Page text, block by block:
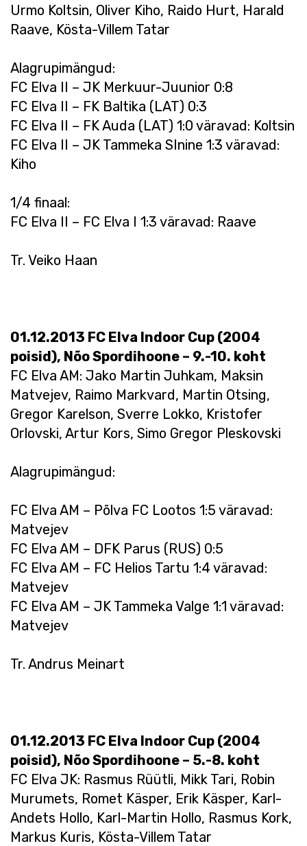
Urmo Koltsin, Oliver Kiho, Raido Hurt, Harald
Raave, Kösta-Villem Tatar
Alagrupimängud:
FC Elva II – JK Merkuur-Juunior 0:8
FC Elva II – FK Baltika (LAT) 0:3
FC Elva II – FK Auda (LAT) 1:0 väravad: Koltsin
FC Elva II – JK Tammeka SInine 1:3 väravad:
Kiho
1/4 finaal:
FC Elva II – FC Elva I 1:3 väravad: Raave
Tr. Veiko Haan
01.12.2013 FC Elva Indoor Cup (2004
poisid), Nõo Spordihoone – 9.-10. koht
FC Elva AM: Jako Martin Juhkam, Maksin
Matvejev, Raimo Markvard, Martin Otsing,
Gregor Karelson, Sverre Lokko, Kristofer
Orlovski, Artur Kors, Simo Gregor Pleskovski
Alagrupimängud:
FC Elva AM – Põlva FC Lootos 1:5 väravad:
Matvejev
FC Elva AM – DFK Parus (RUS) 0:5
FC Elva AM – FC Helios Tartu 1:4 väravad:
Matvejev
FC Elva AM – JK Tammeka Valge 1:1 väravad:
Matvejev
Tr. Andrus Meinart
01.12.2013 FC Elva Indoor Cup (2004
poisid), Nõo Spordihoone – 5.-8. koht
FC Elva JK: Rasmus Rüütli, Mikk Tari, Robin
Murumets, Romet Käsper, Erik Käsper, Karl-
Andets Hollo, Karl-Martin Hollo, Rasmus Kork,
Markus Kuris, Kösta-Villem Tatar